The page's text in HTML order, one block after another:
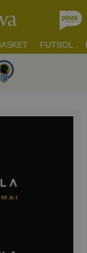
FUTBOL